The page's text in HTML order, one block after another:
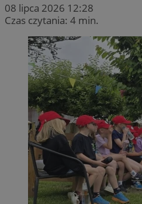
08 lipca 2026 12:28
Czas czytania: 4 min.